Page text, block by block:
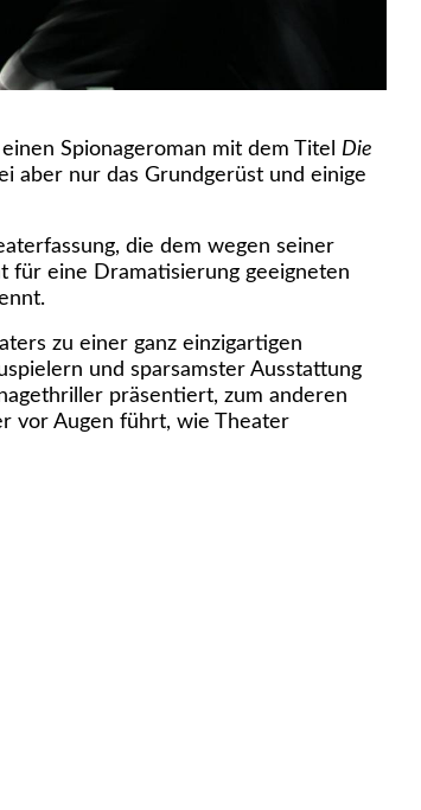
Spionageroman mit dem Titel Die
aber nur das Grundgerüst und einige
die dem wegen seiner
für eine Dramatisierung geeigneten
zu einer ganz einzigartigen
und sparsamster Ausstattung
präsentiert, zum anderen
vor Augen führt, wie Theater